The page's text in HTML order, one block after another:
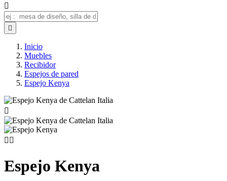


Inicio
Muebles
Recibidor
Espejos de pared
Espejo Kenya

 
Espejo Kenya